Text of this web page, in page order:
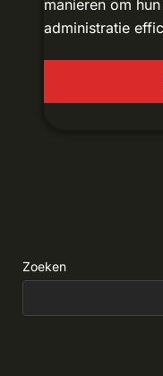
manieren om
administratie
Zoeken